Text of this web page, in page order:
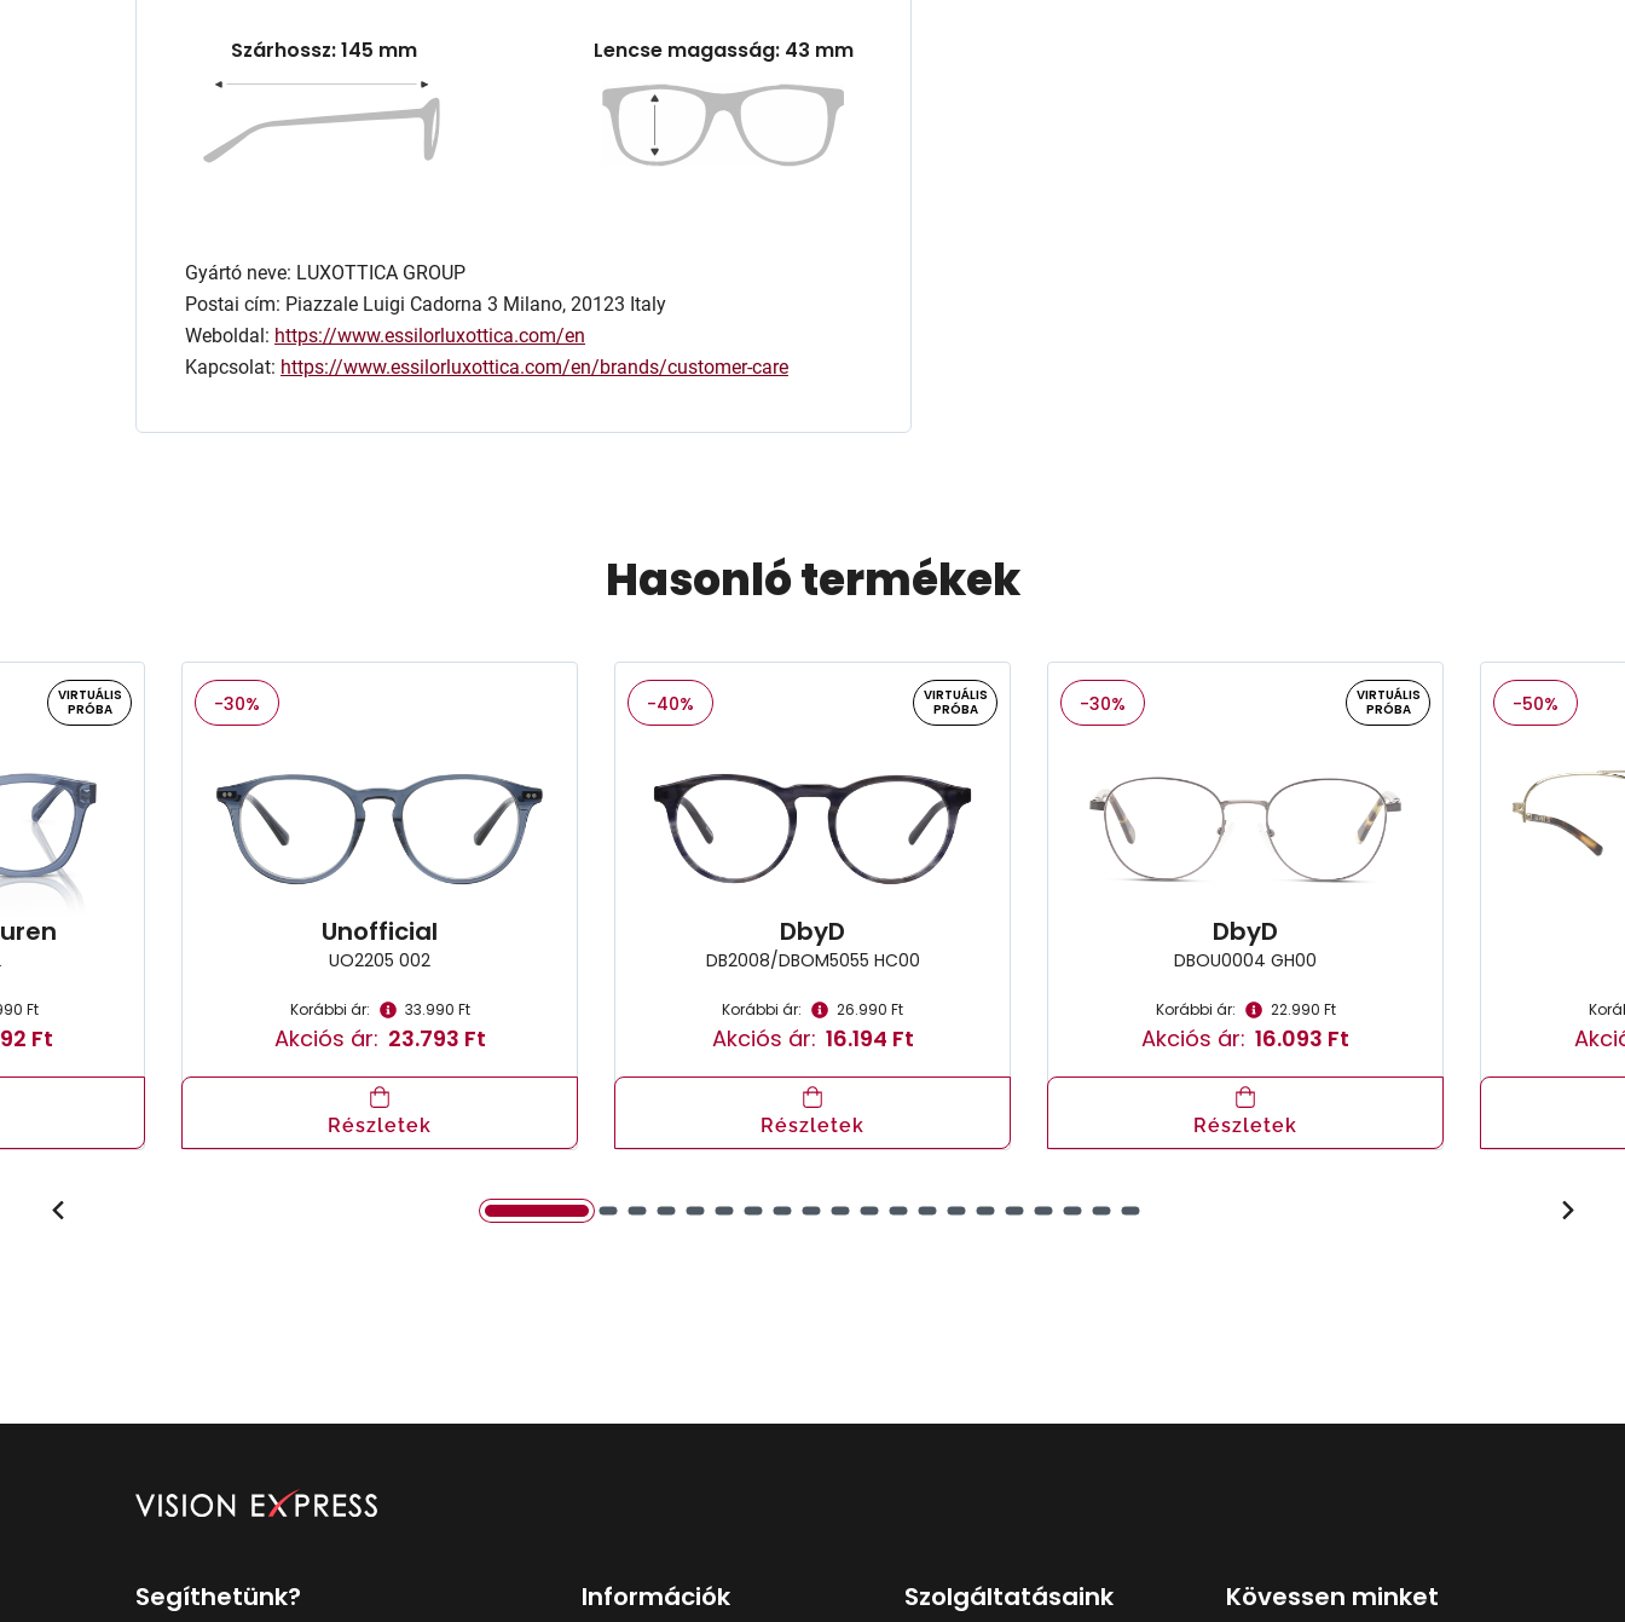
Szárhossz: 145 mm Lencse magasság: 43 mm
Gyártó neve: LUXOTTICA GROUP
Postai cím: Piazzale Luigi Cadorna 3 Milano, 20123 Italy
Weboldal: https://www.essilorluxottica.com/en
Kapcsolat: https://www.essilorluxottica.com/en/brands/customer-care
Hasonló termékek
VIRTUÁLIS
PRÓBA
Ft
Ft
-30%
Unofficial
UO2205 002
Korábbi ár: 33.990 Ft
Akciós ár: 23.793 Ft
Részletek
-40%
VIRTUÁLIS
PRÓBA
DbyD
DB2008/DBOM5055 HC00
Korábbi ár: 26.990 Ft
Akciós ár: 16.194 Ft
Részletek
-30%
VIRTUÁLIS
PRÓBA
DbyD
DBOU0004 GH00
Korábbi ár: 22.990 Ft
Akciós ár: 16.093 Ft
Részletek
-50%
Segíthetünk? Információk Szolgáltatásaink Kövessen minket